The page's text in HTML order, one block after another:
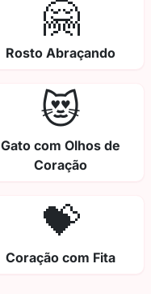
🤗
Rosto Abraçando
😻
Gato com Olhos de
Coração
💝
Coração com Fita